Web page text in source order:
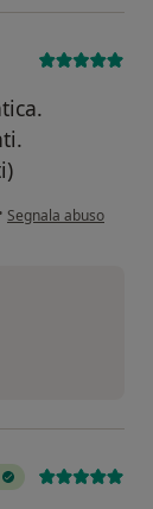
• secondo l'opinione
Segnala abuso